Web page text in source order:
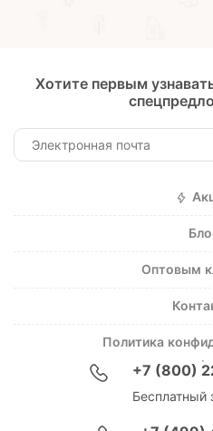
Хотите первым
Оптовым
Политика
+7 (800)
Бесплатный